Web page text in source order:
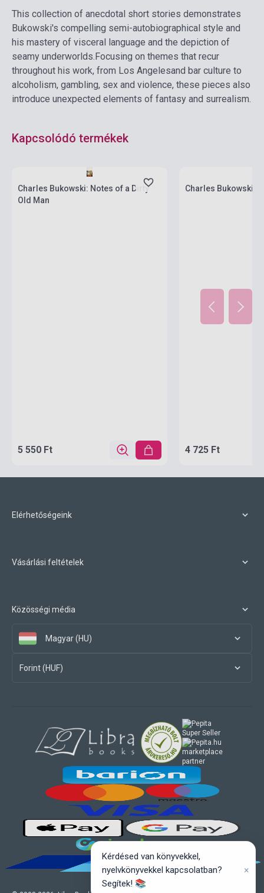
This collection of anecdotal short stories demonstrates
Bukowski's compelling semi-autobiographical style and
his mastery of visceral language and the depiction of
seamy underworlds.Focusing on themes that recur
throughout his work, from Los Angelesand bar culture to
alcoholism, gambling, sex and violence, these pieces also
introduce unexpected elements of fantasy and surrealism.
Kapcsolódó termékek
Charles Bukowski: Notes of a Dirty
Old Man
5 550 Ft
Charles Bukowski:
4 725 Ft
Elérhetőségeink
Vásárlási feltételek
Közösségi média
Magyar (HU)
Forint (HUF)
marketplace
partner
Kérdésed van könyvekkel,
nyelvkönyvekkel kapcsolatban?
Segítek! 📚
×